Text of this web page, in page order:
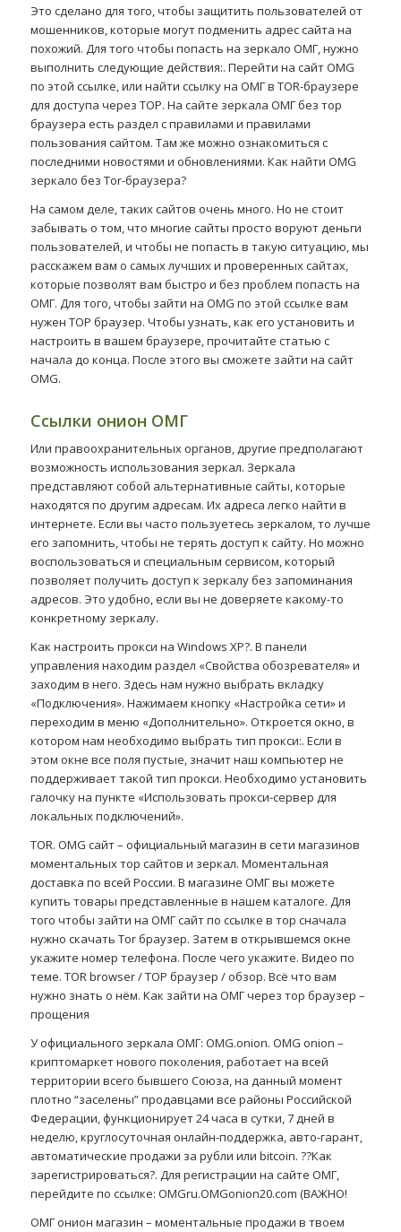
Это сделано для того, чтобы защитить пользователей от
мошенников, которые могут подменить адрес сайта на
похожий. Для того чтобы попасть на зеркало ОМГ, нужно
выполнить следующие действия:. Перейти на сайт OMG
по этой ссылке, или найти ссылку на ОМГ в TOR-браузере
для доступа через ТОР. На сайте зеркала ОМГ без тор
браузера есть раздел с правилами и правилами
пользования сайтом. Там же можно ознакомиться с
последними новостями и обновлениями. Как найти OMG
зеркало без Tor-браузера?
На самом деле, таких сайтов очень много. Но не стоит
забывать о том, что многие сайты просто воруют деньги
пользователей, и чтобы не попасть в такую ситуацию, мы
расскажем вам о самых лучших и проверенных сайтах,
которые позволят вам быстро и без проблем попасть на
ОМГ. Для того, чтобы зайти на OMG по этой ссылке вам
нужен ТОР браузер. Чтобы узнать, как его установить и
настроить в вашем браузере, прочитайте статью с
начала до конца. После этого вы сможете зайти на сайт
OMG.
Ссылки онион ОМГ
Или правоохранительных органов, другие предполагают
возможность использования зеркал. Зеркала
представляют собой альтернативные сайты, которые
находятся по другим адресам. Их адреса легко найти в
интернете. Если вы часто пользуетесь зеркалом, то лучше
его запомнить, чтобы не терять доступ к сайту. Но можно
воспользоваться и специальным сервисом, который
позволяет получить доступ к зеркалу без запоминания
адресов. Это удобно, если вы не доверяете какому-то
конкретному зеркалу.
Как настроить прокси на Windows XP?. В панели
управления находим раздел «Свойства обозревателя» и
заходим в него. Здесь нам нужно выбрать вкладку
«Подключения». Нажимаем кнопку «Настройка сети» и
переходим в меню «Дополнительно». Откроется окно, в
котором нам необходимо выбрать тип прокси:. Если в
этом окне все поля пустые, значит наш компьютер не
поддерживает такой тип прокси. Необходимо установить
галочку на пункте «Использовать прокси-сервер для
локальных подключений».
TOR. OMG сайт – официальный магазин в сети магазинов
моментальных тор сайтов и зеркал. Моментальная
доставка по всей России. В магазине ОМГ вы можете
купить товары представленные в нашем каталоге. Для
того чтобы зайти на ОМГ сайт по ссылке в тор сначала
нужно скачать Tor браузер. Затем в открывшемся окне
укажите номер телефона. После чего укажите. Видео по
теме. TOR browser / ТОР браузер / обзор. Всё что вам
нужно знать о нём. Как зайти на ОМГ через тор браузер –
прощения
У официального зеркала ОМГ: OMG.onion. OMG onion –
криптомаркет нового поколения, работает на всей
территории всего бывшего Союза, на данный момент
плотно “заселены” продавцами все районы Российской
Федерации, функционирует 24 часа в сутки, 7 дней в
неделю, круглосуточная онлайн-поддержка, авто-гарант,
автоматические продажи за рубли или bitcoin. ??Как
зарегистрироваться?. Для регистрации на сайте ОМГ,
перейдите по ссылке: OMGru.OMGonion20.com (ВАЖНО!
ОМГ онион магазин – моментальные продажи в твоем